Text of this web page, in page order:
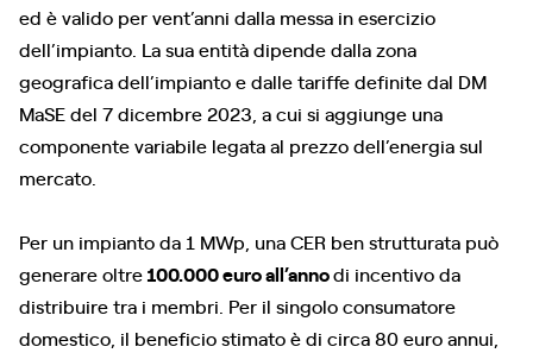
ed è valido per vent’anni dalla messa in esercizio
dell’impianto. La sua entità dipende dalla zona
geografica dell’impianto e dalle tariffe definite dal DM
MaSE del 7 dicembre 2023, a cui si aggiunge una
componente variabile legata al prezzo dell’energia sul
mercato.
Per un impianto da 1 MWp, una CER ben strutturata può
generare oltre100.000 euro all’annodi incentivo da
distribuire tra i membri. Per il singolo consumatore
domestico, il beneficio stimato è di circa 80 euro annui,